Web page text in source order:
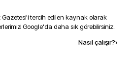
Gazetesi'i tercih edilen kaynak olarak
Google'da daha sık görebilirsiniz.
Nasıl çalışır?›